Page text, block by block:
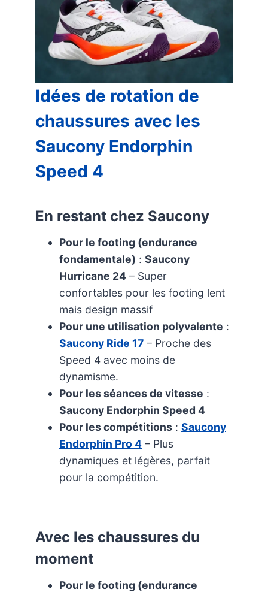
Idées de rotation de
chaussures avec les
Saucony Endorphin
Speed 4
En restant chez Saucony
Pour le footing (endurance
fondamentale) : Saucony
Hurricane 24 – Super
confortables pour les footing lent
mais design massif
Pour une utilisation polyvalente :
Saucony Ride 17 – Proche des
Speed 4 avec moins de
dynamisme.
Pour les séances de vitesse :
Saucony Endorphin Speed 4
Pour les compétitions : Saucony
Endorphin Pro 4 – Plus
dynamiques et légères, parfait
pour la compétition.
Avec les chaussures du
moment
Pour le footing (endurance